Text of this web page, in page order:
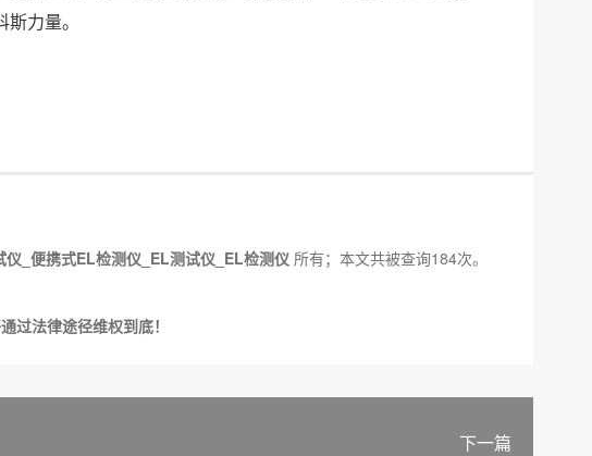
力量。
_便携式EL检测仪_EL测试仪_EL检测仪 所有；本文共被查询184次。
过法律途径维权到底！
下一篇